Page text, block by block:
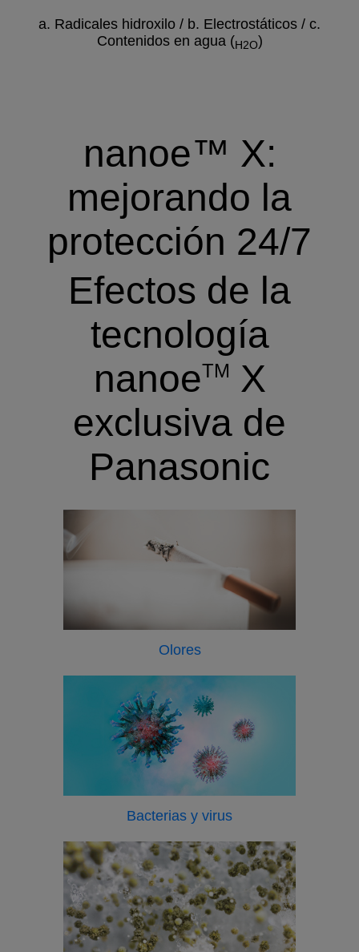
a. Radicales hidroxilo / b. Electrostáticos / c.
Contenidos en agua (H2O)
nanoe™ X:
mejorando la
protección 24/7
Efectos de la
tecnología
nanoeTM
X
exclusiva de
Panasonic
Olores
Bacterias y virus